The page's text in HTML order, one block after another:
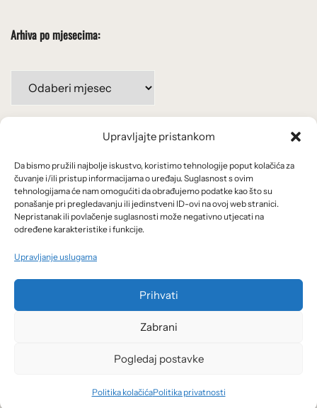
Upravljajte pristankom
Da bismo pružili najbolje iskustvo, koristimo tehnologije poput kolačića za
čuvanje i/ili pristup informacijama o uređaju. Suglasnost s ovim
tehnologijama će nam omogućiti da obrađujemo podatke kao što su
ponašanje pri pregledavanju ili jedinstveni ID-ovi na ovoj web stranici.
Nepristanak ili povlačenje suglasnosti može negativno utjecati na
određene karakteristike i funkcije.
Upravljanje uslugama
Prihvati
Zabrani
Pogledaj postavke
Politika kolačićaPolitika privatnosti
Arhiva po mjesecima:
mjesecima:
Uvjeti korištenja
Politika privatnosti
Kolačići